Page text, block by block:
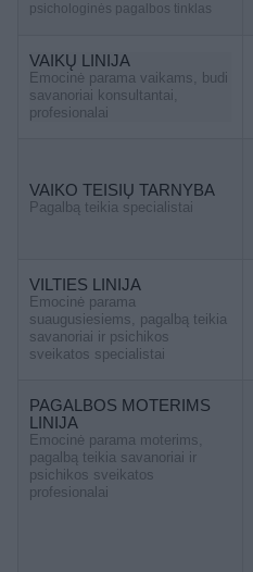
psichologinės pagalbos tinklas
VAIKŲ LINIJA
Emocinė parama vaikams, budi
savanoriai konsultantai,
profesionalai
VAIKO TEISIŲ TARNYBA
Pagalbą teikia specialistai
VILTIES LINIJA
Emocinė parama
suaugusiesiems, pagalbą teikia
savanoriai ir psichikos
sveikatos specialistai
PAGALBOS MOTERIMS
LINIJA
Emocinė parama moterims,
pagalbą teikia savanoriai ir
psichikos sveikatos
profesionalai